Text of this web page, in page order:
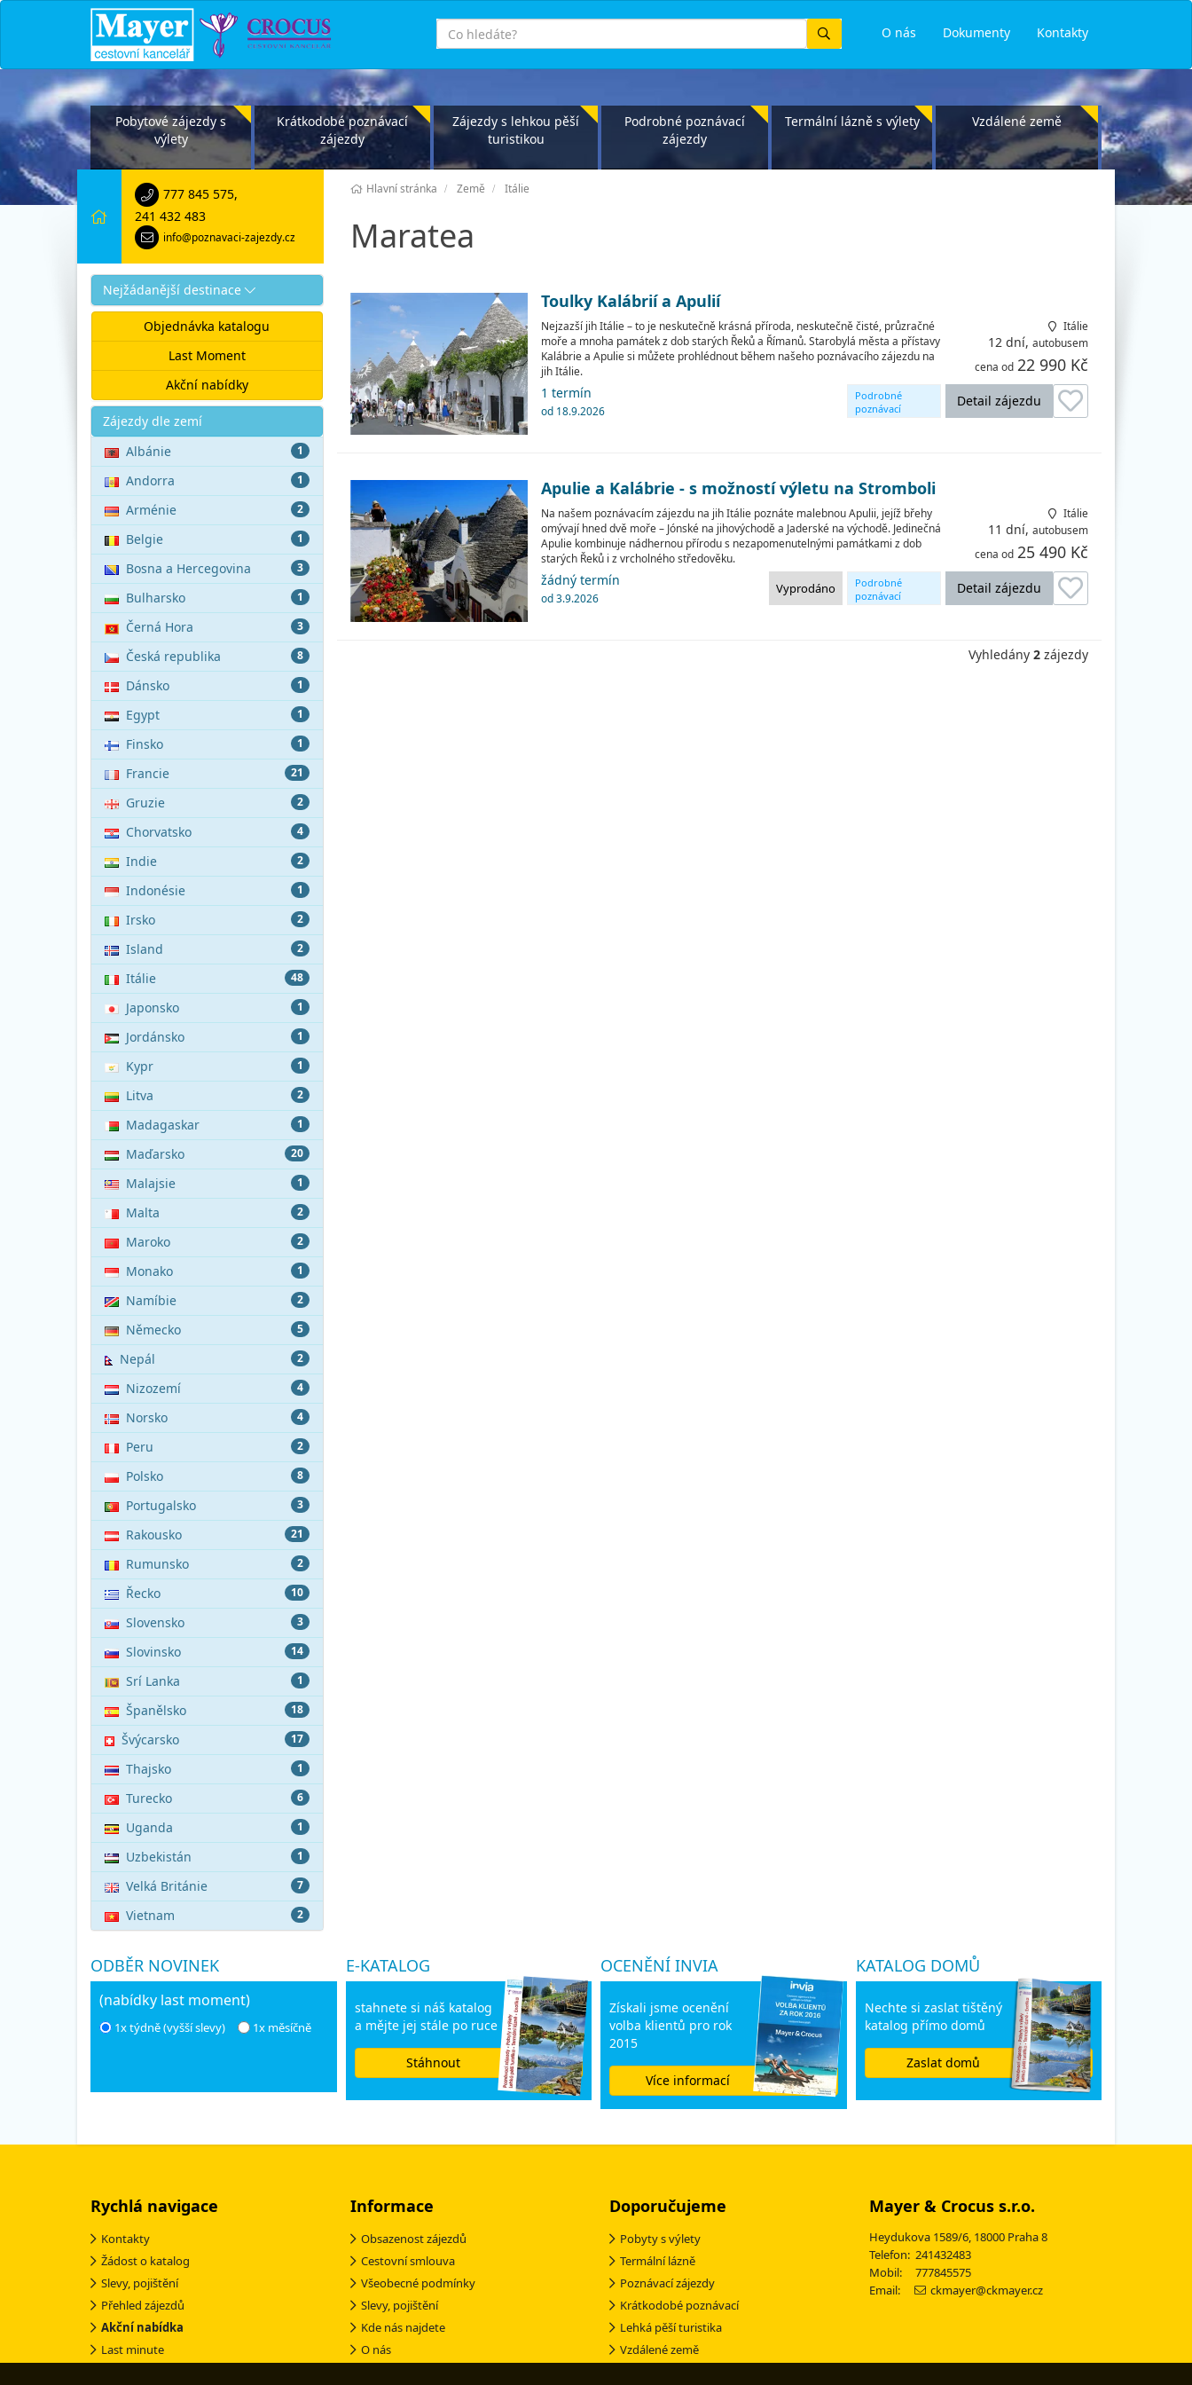
Kontakty
Dokumenty
O nás
co
hledáte
Pobytové zájezdy s
výlety
Krátkodobé poznávací
zájezdy
Zájezdy s lehkou pěší
turistikou
Podrobné poznávací
zájezdy
Termální lázně s výlety Vzdálené země
Hlavní stránka Země Itálie
Maratea
777 845 575,
241 432 483
info@poznavaci-zajezdy.cz
Nejžádanější destinace
Objednávka katalogu
Last Moment
Akční nabídky
Akce
Zájezdy dle zemí
1
Albánie
1
Andorra
2
Arménie
1
Belgie
3
Bosna a Hercegovina
1
Bulharsko
3
Černá Hora
8
Česká republika
1
Dánsko
1
Egypt
1
Finsko
21
Francie
2
Gruzie
4
Chorvatsko
2
Indie
1
Indonésie
2
Irsko
2
Island
48
Itálie
1
Japonsko
1
Jordánsko
1
Kypr
2
Litva
1
Madagaskar
20
Maďarsko
1
Malajsie
2
Malta
2
Maroko
1
Monako
2
Namíbie
5
Německo
2
Nepál
4
Nizozemí
4
Norsko
2
Peru
8
Polsko
3
Portugalsko
21
Rakousko
2
Rumunsko
10
Řecko
3
Slovensko
14
Slovinsko
1
Srí Lanka
18
Španělsko
17
Švýcarsko
1
Thajsko
6
Turecko
1
Uganda
1
Uzbekistán
7
Velká Británie
2
Vietnam
Toulky Kalábrií a Apulií
Nejzazší jih Itálie – to je neskutečně krásná příroda, neskutečně čisté, průzračné
moře a mnoha památek z dob starých Řeků a Římanů. Starobylá města a přístavy
Kalábrie a Apulie si můžete prohlédnout během našeho poznávacího zájezdu na
jih Itálie.
Itálie
12 dní, autobusem
cena od 22 990 Kč
Detail zájezdu
Podrobné
poznávací
1 termín
od 18.9.2026
Apulie a Kalábrie - s možností výletu na Stromboli
Na našem poznávacím zájezdu na jih Itálie poznáte malebnou Apulii, jejíž břehy
omývají hned dvě moře – Jónské na jihovýchodě a Jaderské na východě. Jedinečná
Apulie kombinuje nádhernou přírodu s nezapomenutelnými památkami z dob
starých Řeků i z vrcholného středověku.
Itálie
11 dní, autobusem
cena od 25 490 Kč
Detail zájezdu
Podrobné
poznávací
Vyprodáno
žádný termín
od 3.9.2026
Vyhledány 2 zájezdy
ODBĚR NOVINEK
(nabídky last moment)
1x týdně (vyšší slevy) 1x měsíčně
E-KATALOG
stahnete si náš katalog
a mějte jej stále po ruce
Stáhnout
OCENĚNÍ INVIA
Získali jsme ocenění
volba klientů pro rok
2015
Více informací
KATALOG DOMŮ
Nechte si zaslat tištěný
katalog přímo domů
Zaslat domů
Rychlá navigace
Kontakty
Žádost o katalog
Slevy, pojištění
Přehled zájezdů
Akční nabídka
Last minute
Informace
Obsazenost zájezdů
Cestovní smlouva
Všeobecné podmínky
Slevy, pojištění
Kde nás najdete
O nás
Doporučujeme
Pobyty s výlety
Termální lázně
Poznávací zájezdy
Krátkodobé poznávací
Lehká pěší turistika
Vzdálené země
Mayer & Crocus s.r.o.
Heydukova 1589/6, 18000 Praha 8
Telefon: 241432483
Mobil: 777845575
Email:
ckmayer@ckmayer.cz